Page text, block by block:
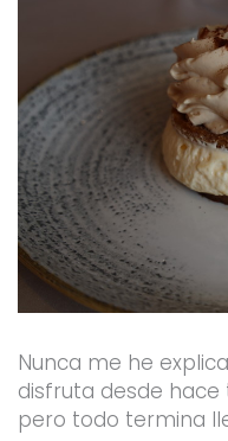
Nunca me he
disfruta desde
pero todo termina